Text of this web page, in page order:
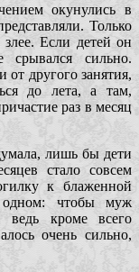
окунулись в
Только
Если детей он
сильно.
от другого занятия,
до лета, а там,
раз в месяц
лишь бы дети
стало совсем
к блаженной
чтобы муж
ведь кроме всего
очень сильно,